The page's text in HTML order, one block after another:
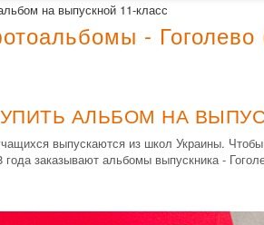
на выпускной 11-класс
- Гоголево
АЛЬБОМ НА
выпускаются из школ Украины.
заказывают альбомы выпускника -